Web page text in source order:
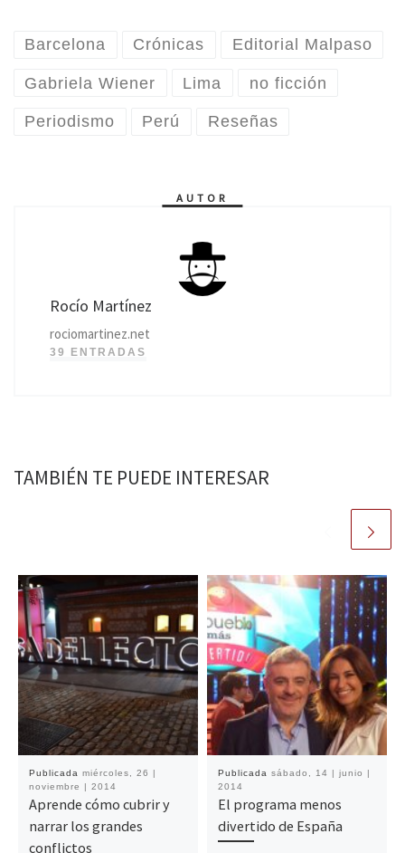
Barcelona Crónicas Editorial Malpaso
Gabriela Wiener Lima no ficción
Periodismo Perú Reseñas
AUTOR
Rocío Martínez
rociomartinez.net
39 ENTRADAS
TAMBIÉN TE PUEDE INTERESAR
Publicada miércoles, 26 |
noviembre | 2014
Aprende cómo cubrir y
narrar los grandes
conflictos
Publicada sábado, 14 | junio |
2014
El programa menos
divertido de España